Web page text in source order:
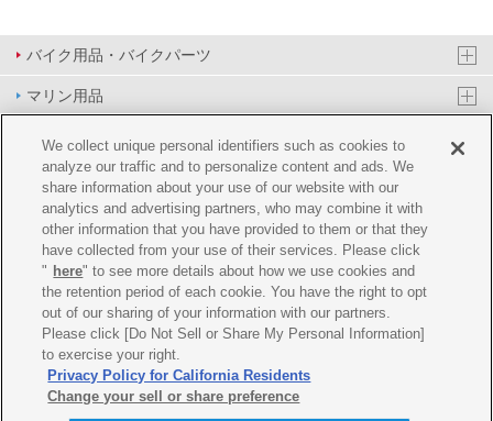
バイク用品・バイクパーツ
マリン用品
PAS/YPJ用品
その他用品
イベント&エンターテイメント
オンラインショップ
企業情報
ご利用規約 推薦環境 プライバシーポリシー Cookie ポリシー
We collect unique personal identifiers such as cookies to
analyze our traffic and to personalize content and ads. We
share information about your use of our website with our
analytics and advertising partners, who may combine it with
other information that you have provided to them or that they
have collected from your use of their services. Please click
" here" to see more details about how we use cookies and
the retention period of each cookie. You have the right to opt
out of our sharing of your information with our partners.
Please click [Do Not Sell or Share My Personal Information]
to exercise your right.
Privacy Policy for California Residents
Change your sell or share preference